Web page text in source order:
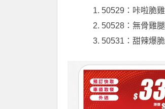
1. 50529：咔啦脆
2. 50528：無骨雞
3. 50531：甜辣爆